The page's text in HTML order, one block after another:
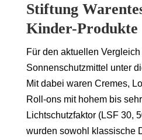
Stiftung
Kinder-Produkte
Für den aktuellen
Sonnenschutzmittel unter
Mit dabei waren Cremes,
Roll-ons mit hohem bis
Lichtschutzfaktor (LSF 30,
wurden sowohl klassische